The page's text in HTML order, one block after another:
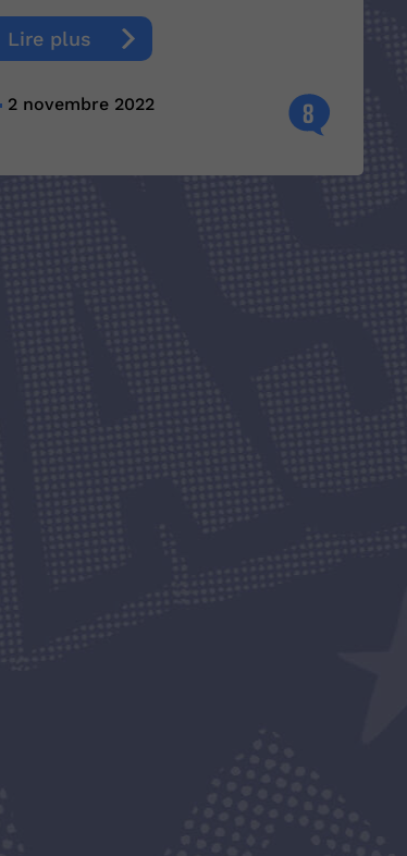
Lire plus
2 novembre 2022 8